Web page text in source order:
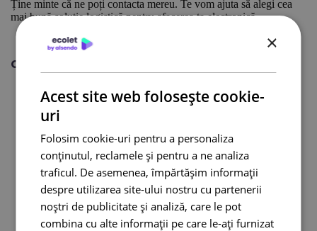
Ține minte că ne poți contacta mereu. Te vom ajuta să alegi cea
mai bună soluție logistică pentru afacerea ta electronică.
Citește și:
Curier online
DPD curier
Cargus Ship & Go
Integrari eCommerce
Lockere FANbox
Transport bicicleta curier
Cargus livreaza sambata
×
Acest site web folosește cookie-
uri
Folosim cookie-uri pentru a personaliza
conținutul, reclamele și pentru a ne analiza
traficul. De asemenea, împărtășim informații
despre utilizarea site-ului nostru cu partenerii
noștri de publicitate și analiză, care le pot
combina cu alte informații pe care le-ați furnizat